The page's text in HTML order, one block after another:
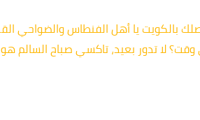
خدمة تكسي توصلك بالكويت يا أهل الفنطاس
لا تدور بعيد، تاكسي صباح السالم هو